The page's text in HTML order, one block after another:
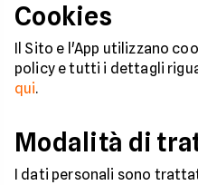
Cookies
Il Sito e l'App utilizzano
policy e tutti i dettagli
qui.
Modalità di
I dati personali sono